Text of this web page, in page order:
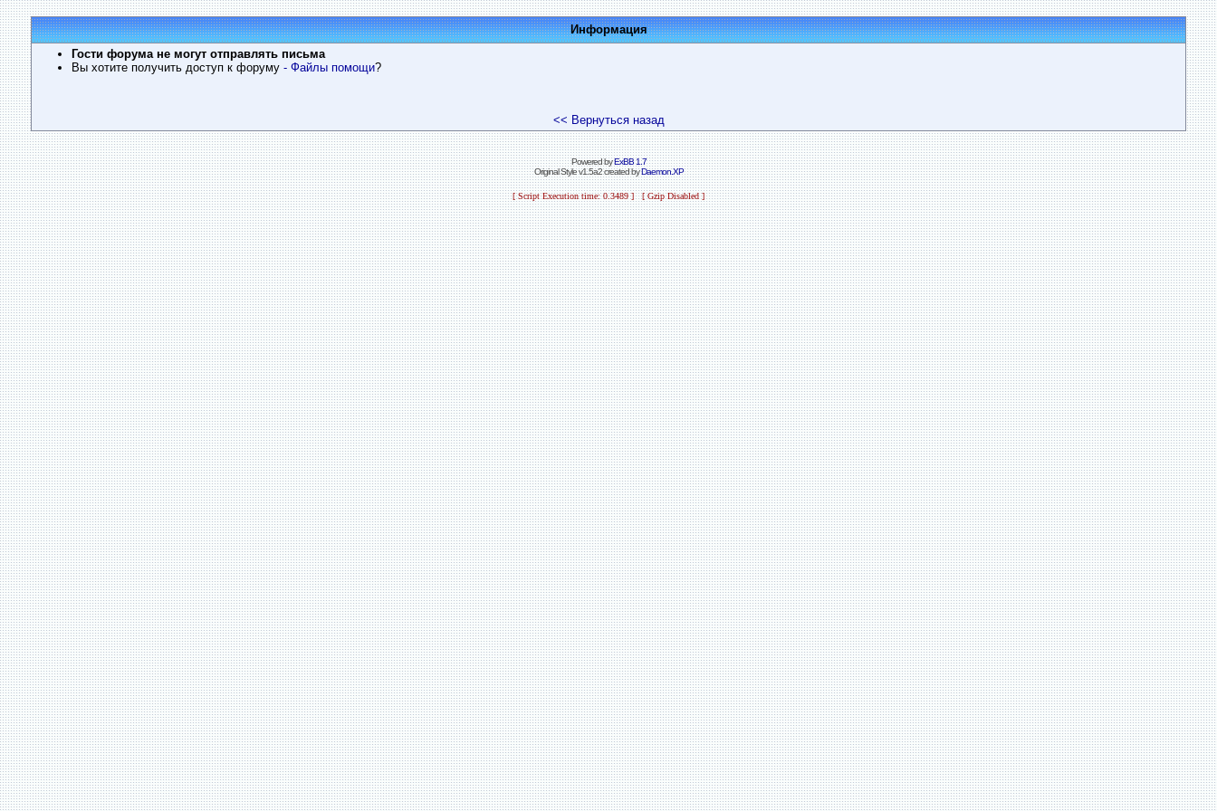
Информация
Гости форума не могут отправлять письма
Вы хотите получить доступ к форуму - Файлы помощи?
<< Вернуться назад
Powered byExBB 1.7
Original Style v1.5a2 created byDaemon.XP
[ Script Execution time: 0.3489 ] [ Gzip Disabled ]